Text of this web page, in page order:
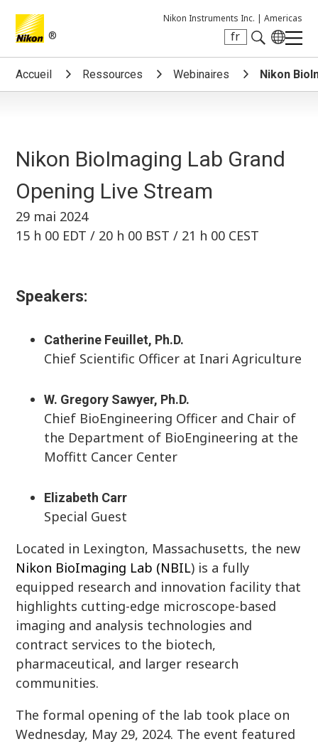
®
Nikon Instruments Inc. | Americas
fr
Search keyword(s)
Accueil Ressources Webinaires Nikon
Nikon BioImaging Lab Grand
Opening Live Stream
29 mai 2024
15 h 00 EDT / 20 h 00 BST / 21 h 00 CEST
Speakers:
Catherine Feuillet, Ph.D.
Chief Scientific Officer at Inari Agriculture
W. Gregory Sawyer, Ph.D.
Chief BioEngineering Officer and Chair of
the Department of BioEngineering at the
Moffitt Cancer Center
Elizabeth Carr
Special Guest
Located in Lexington, Massachusetts, the new
Nikon BioImaging Lab (NBIL) is a fully
equipped research and innovation facility that
highlights cutting-edge microscope-based
imaging and analysis technologies and
contract services to the biotech,
pharmaceutical, and larger research
communities.
The formal opening of the lab took place on
Wednesday, May 29, 2024. The event featured